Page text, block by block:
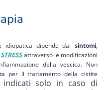
dipende daisintomi,
STRESSattraverso le modificazioni
della vescica. Non
per il trattamento della cistite
solo in caso di